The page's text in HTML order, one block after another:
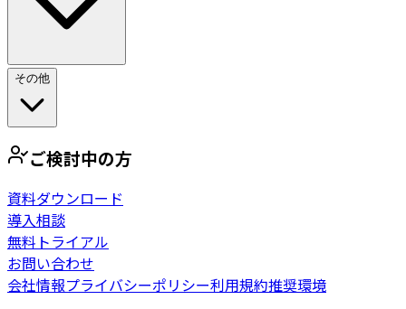
その他
ご検討中の方
資料ダウンロード
導入相談
無料トライアル
お問い合わせ
会社情報プライバシーポリシー利用規約推奨環境